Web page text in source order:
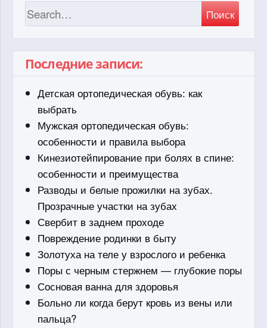
Поиск
Последние записи:
Детская ортопедическая обувь: как
выбрать
Мужская ортопедическая обувь:
особенности и правила выбора
Кинезиотейпирование при болях в спине:
особенности и преимущества
Разводы и белые прожилки на зубах.
Прозрачные участки на зубах
Свербит в заднем проходе
Повреждение родинки в быту
Золотуха на теле у взрослого и ребенка
Поры с черным стержнем — глубокие поры
Сосновая ванна для здоровья
Больно ли когда берут кровь из вены или
пальца?